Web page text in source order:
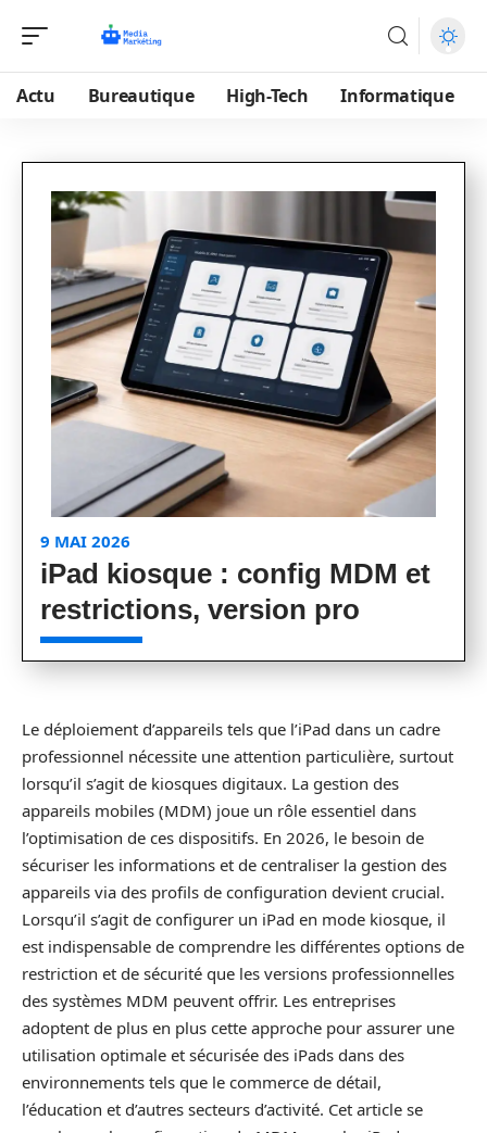
Actu Bureautique High-Tech Informatique
9 MAI 2026
iPad kiosque : config MDM et
restrictions, version pro
Le déploiement d’appareils tels que l’iPad dans un cadre
professionnel nécessite une attention particulière, surtout
lorsqu’il s’agit de kiosques digitaux. La gestion des
appareils mobiles (MDM) joue un rôle essentiel dans
l’optimisation de ces dispositifs. En 2026, le besoin de
sécuriser les informations et de centraliser la gestion des
appareils via des profils de configuration devient crucial.
Lorsqu’il s’agit de configurer un iPad en mode kiosque, il
est indispensable de comprendre les différentes options de
restriction et de sécurité que les versions professionnelles
des systèmes MDM peuvent offrir. Les entreprises
adoptent de plus en plus cette approche pour assurer une
utilisation optimale et sécurisée des iPads dans des
environnements tels que le commerce de détail,
l’éducation et d’autres secteurs d’activité. Cet article se